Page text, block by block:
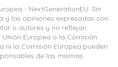
- NextGenerationEU. Sin
y las opiniones expresadas son
o autores y no reflejan
Europea o la Comisión
ni la Comisión Europea pueden
de las mismas.